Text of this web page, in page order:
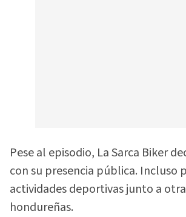
Pese al episodio, La Sarca Biker
con su presencia pública. Incluso
actividades deportivas junto a
hondureñas.